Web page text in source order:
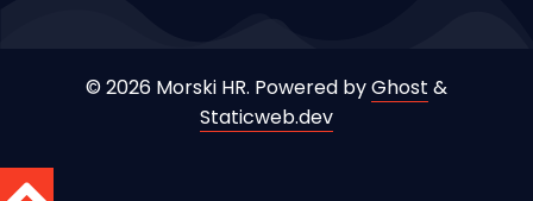
© 2026 Morski HR. Powered byGhost &
Staticweb.dev